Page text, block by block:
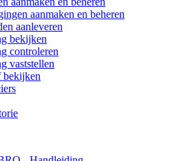
aanmaken en beheren
aanleveren
bekijken
controleren
vaststellen
bekijken